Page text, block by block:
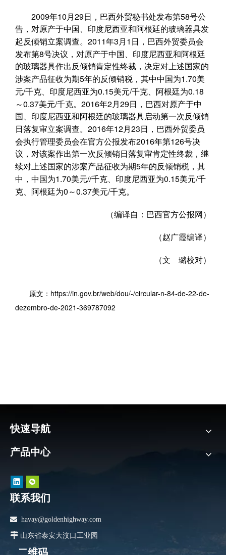
2009年10 月 29日，巴西外贸秘书处发布第58号公
告，对原产于中国、印度尼西亚和阿根廷的玻璃器具发
起反倾销立案调查。 2011年3 月 1 日，巴西外贸委员会
发布第8号决议，对原产于中国、印度尼西亚和阿根廷
的玻璃器具作出反倾销肯定性终裁，决定对上述国家的
涉案产品征收为期5年的反倾销税，其中中国为1.70美
元/千克、印度尼西亚为0.15美元/千克、阿根廷为0.18
～0.37美元/千克。 2016年2月 29日，巴西对原产于中
国、印度尼西亚和阿根廷的玻璃器具启动第一次反倾销
日落复审立案调查。 2016年12月 23 日，巴西外贸委员
会执行管理委员会在官方公报发布2016年第126号决
议，对该案作出第一次反倾销日落复审肯定性终裁，继
续对上述国家的涉案产品征收为期5年的反倾销税，其
中，中国为1.70美元//千克、印度尼西亚为0.15美元/千
克、阿根廷为0 ～0.37美元/千克。
（编译自：巴西官方公报网）
（赵广霞编译）
（文 璐校对）
原文： https://in.gov.br/web/dou/-/circular-n-84-de-22-de-
dezembro-de-2021-369787092
快速导航
产品中心
联系我们
 havay@goldenhighway.com
 山东省泰安大汶口工业园
二维码